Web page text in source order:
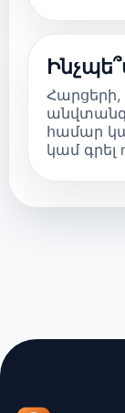
Հարցերի,
համար
կամ գրել